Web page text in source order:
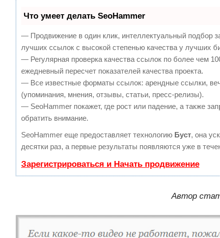
Что умеет делать SeoHammer
— Продвижение в один клик, интеллектуальный подбор
лучших ссылок с высокой степенью качества у лучших
— Регулярная проверка качества ссылок по более чем
ежедневный пересчет показателей качества проекта.
— Все известные форматы ссылок: арендные ссылки,
(упоминания, мнения, отзывы, статьи, пресс-релизы).
— SeoHammer покажет, где рост или падение, а также
обратить внимание.
SeoHammer еще предоставляет технологию Буст, она
десятки раз, а первые результаты появляются уже в
Зарегистрироваться и Начать продвижение
Автор